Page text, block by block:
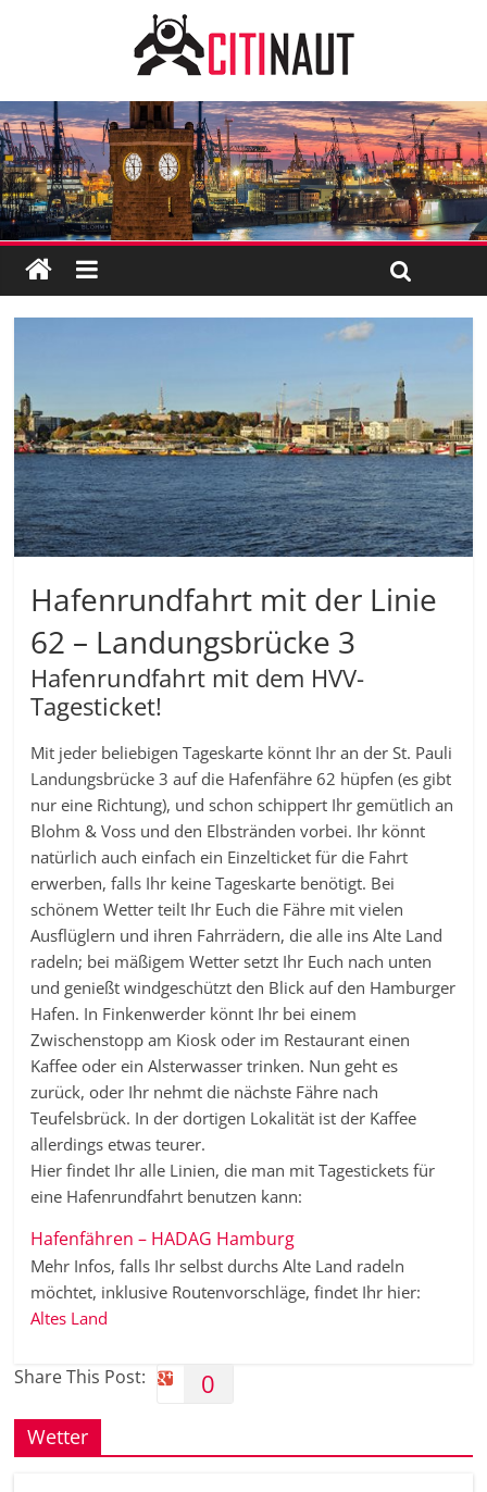
Hafenrundfahrt mit der Linie
62 – Landungsbrücke 3
Hafenrundfahrt mit dem HVV-
Tagesticket!
Mit jeder beliebigen Tageskarte könnt Ihr an der St. Pauli
Landungsbrücke 3 auf die Hafenfähre 62 hüpfen (es gibt
nur eine Richtung), und schon schippert Ihr gemütlich an
Blohm & Voss und den Elbstränden vorbei. Ihr könnt
natürlich auch einfach ein Einzelticket für die Fahrt
erwerben, falls Ihr keine Tageskarte benötigt. Bei
schönem Wetter teilt Ihr Euch die Fähre mit vielen
Ausflüglern und ihren Fahrrädern, die alle ins Alte Land
radeln; bei mäßigem Wetter setzt Ihr Euch nach unten
und genießt windgeschützt den Blick auf den Hamburger
Hafen. In Finkenwerder könnt Ihr bei einem
Zwischenstopp am Kiosk oder im Restaurant einen
Kaffee oder ein Alsterwasser trinken. Nun geht es
zurück, oder Ihr nehmt die nächste Fähre nach
Teufelsbrück. In der dortigen Lokalität ist der Kaffee
allerdings etwas teurer.
Hier findet Ihr alle Linien, die man mit Tagestickets für
eine Hafenrundfahrt benutzen kann:
Hafenfähren – HADAG Hamburg
Mehr Infos, falls Ihr selbst durchs Alte Land radeln
möchtet, inklusive Routenvorschläge, findet Ihr hier:
Altes Land
Share This Post: 0
Wetter